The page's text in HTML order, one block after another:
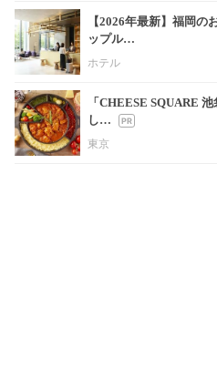
【2026年最新】福岡の
ップル…
ホテル
「CHEESE SQUARE
し…
東京